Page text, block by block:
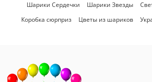
Шарики Сердечки
Шарики Звезды
Коробка сюрприз
Цветы из шариков